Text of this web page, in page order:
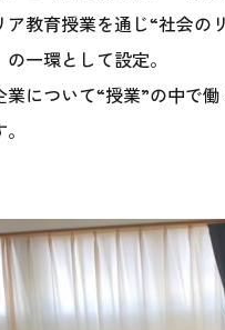
ア教育授業を通じ“社会の
の一環として設定。
業について“授業”の中で